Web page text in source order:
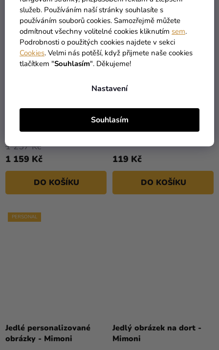
služeb. Používáním naší stránky souhlasíte s
používáním souborů cookies. Samozřejmě můžete
odmítnout všechny volitelné cookies kliknutím sem.
Podrobnosti o použitých cookies najdete v sekci
Cookies. Velmi nás potěší, když přijmete naše cookies
tlačítkem "Souhlasím". Děkujeme!
Nastavení
Souhlasím
PERSONAL
narozeninový set -
Mimoni
1 159 Kč
1 257 Kč
DO KOŠÍKU
PERSONAL
Personalizovaný zápich
na dort - Mimoni
119 Kč
DO KOŠÍKU
PERSONAL
Jedlé personalizované
obrázky - Mimoni
Jedlý obrázek na dort -
Mimoni